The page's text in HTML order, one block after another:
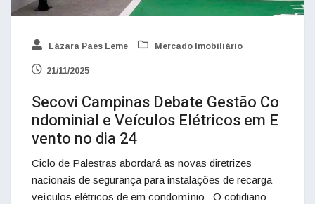
Lázara Paes Leme Mercado Imobiliário
21/11/2025
Secovi Campinas Debate Gestão Co
ndominial e Veículos Elétricos em E
vento no dia 24
Ciclo de Palestras abordará as novas diretrizes
nacionais de segurança para instalações de recarga
veículos elétricos de em condomínio O cotidiano